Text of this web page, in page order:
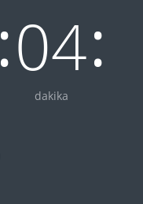
:04
dakika
: